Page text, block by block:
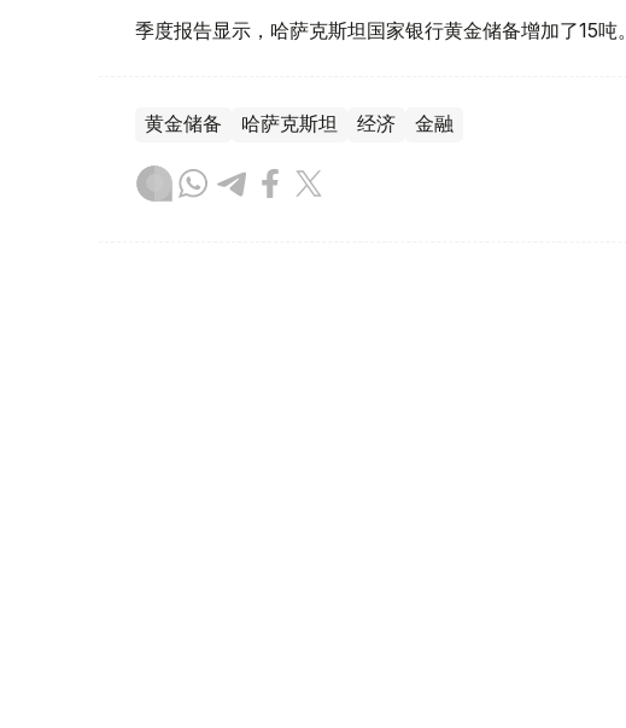
季度报告显示，哈萨克斯坦国家银行黄金储备增加了15吨。
黄金储备 哈萨克斯坦 经济 金融